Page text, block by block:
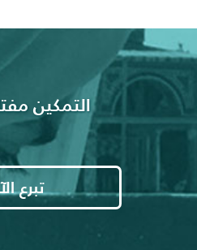
التمكين
تبرع